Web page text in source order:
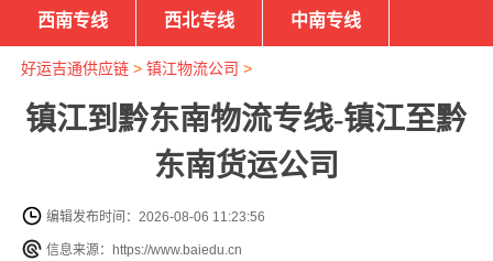
西南专线 西北专线 中南专线
好运吉通供应链> 镇江物流公司 >
镇江到黔东南物流专线-镇江至黔
东南货运公司
编辑发布时间：2026-08-06 11:23:56
信息来源：https://www.baiedu.cn